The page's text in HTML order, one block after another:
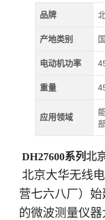
品牌
产地类别
电动机功率
重量
应用领域
DH27600系列北
北京大华无线
营七六八厂）
的微波测量仪